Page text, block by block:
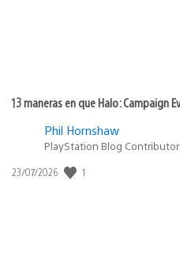
13 maneras en que Halo: Campaign
Phil Hornshaw
PlayStation Blog Contributor
Fecha
23/07/2026 1